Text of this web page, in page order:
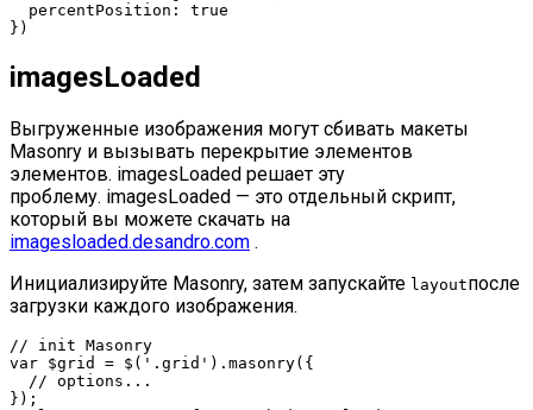
percentPosition : true
})
imagesLoaded
Выгруженные изображения могут сбивать макеты
Masonry и вызывать перекрытие элементов
элементов. imagesLoaded решает эту
проблему. imagesLoaded — это отдельный скрипт,
который вы можете скачать на
imagesloaded.desandro.com .
Инициализируйте Masonry, затем запускайте layoutпосле
загрузки каждого изображения.
// init Masonry
var $grid = $( '.grid' ).masonry({
// options...